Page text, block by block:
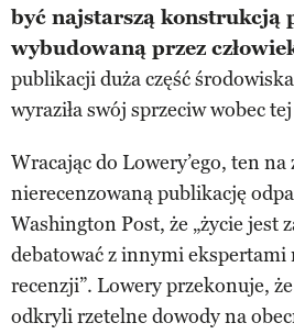
być najstarszą konstrukcją
wybudowaną przez
publikacji duża część
wyraziła swój sprzeciw wobec
Wracając do Lowery’ego, ten na
nierecenzowaną publikację
Washington Post, że „życie jest
debatować z innymi ekspertami
recenzji”. Lowery przekonuje, że
odkryli rzetelne dowody na